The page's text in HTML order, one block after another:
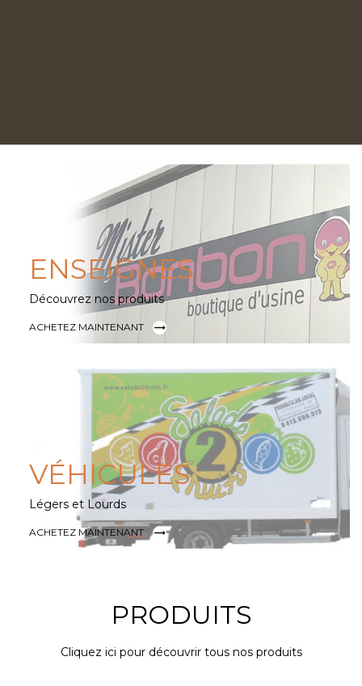
ENSEIGNES
Découvrez nos produits
ACHETEZ MAINTENANT 
VÉHICULES
Légers et Lourds
ACHETEZ MAINTENANT 
PRODUITS
Cliquez ici pour découvrir tous nos produits